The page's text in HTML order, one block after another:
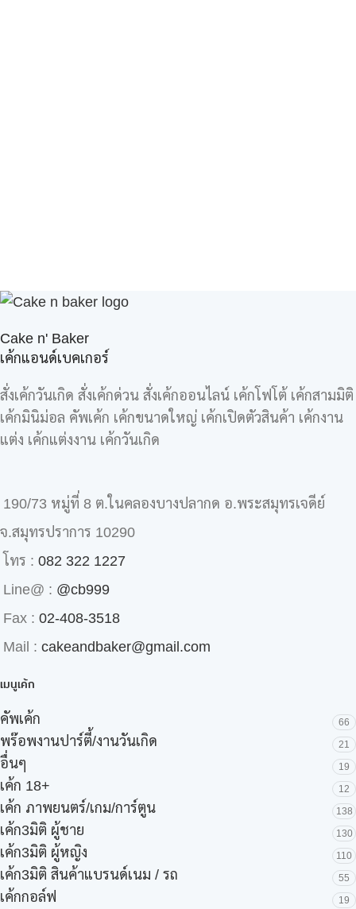
Cake n' Baker
เค้กแอนด์เบคเกอร์
สั่งเค้กวันเกิด สั่งเค้กด่วน สั่งเค้กออนไลน์ เค้กโฟโต้ เค้กสามมิติ
เค้กมินิม่อล คัพเค้ก เค้กขนาดใหญ่ เค้กเปิดตัวสินค้า เค้กงาน
แต่ง เค้กแต่งงาน เค้กวันเกิด
190/73 หมู่ที่ 8 ต.ในคลองบางปลากด อ.พระสมุทรเจดีย์
จ.สมุทรปราการ 10290
โทร : 082 322 1227
Line@ : @cb999
Fax : 02-408-3518
Mail : cakeandbaker@gmail.com
เมนูเค้ก
คัพเค้ก 66
พร๊อพงานปาร์ตี้/งานวันเกิด 21
อื่นๆ 19
เค้ก 18+ 12
เค้ก ภาพยนตร์/เกม/การ์ตูน 138
เค้ก3มิติ ผู้ชาย 130
เค้ก3มิติ ผู้หญิง 110
เค้ก3มิติ สินค้าแบรนด์เนม / รถ 55
เค้กกอล์ฟ 19